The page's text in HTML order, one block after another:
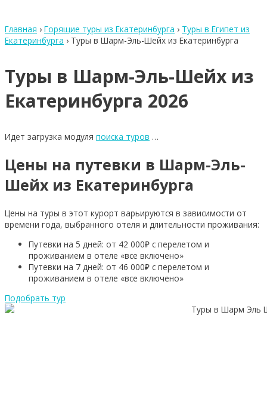
Главная › Горящие туры из Екатеринбурга › Туры в Египет из
Екатеринбурга › Туры в Шарм-Эль-Шейх из Екатеринбурга
Туры в Шарм-Эль-Шейх из
Екатеринбурга 2026
Идет загрузка модуля поиска туров …
Цены на путевки в Шарм-Эль-
Шейх из Екатеринбурга
Цены на туры в этот курорт варьируются в зависимости от
времени года, выбранного отеля и длительности проживания:
Путевки на 5 дней: от 42 000₽ с перелетом и
проживанием в отеле «все включено»
Путевки на 7 дней: от 46 000₽ с перелетом и
проживанием в отеле «все включено»
Подобрать тур